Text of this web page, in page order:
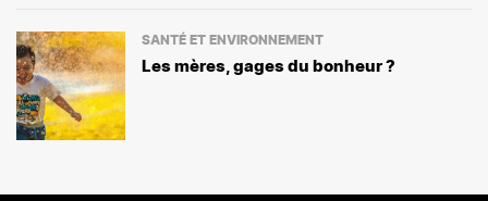
SANTÉ ET ENVIRONNEMENT
Les mères, gages du bonheur ?